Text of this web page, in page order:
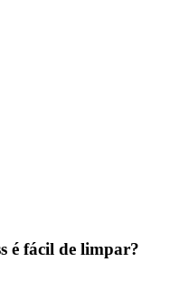
é fácil de limpar?